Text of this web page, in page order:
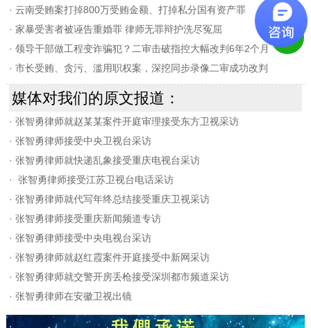
· 云南受贿案打掉800万受贿金额、打掉私分国有资产罪
· 家暴受害者被诬告重婚罪 律师无罪辩护洗尽冤屈
· 领导干部做工程变诈骗犯？二审击破指控大幅改判6年2个月
· 市长受贿、贪污、滥用职权案，深挖同步录像二审成功改判
媒体对我们的原文报道：
· 张智勇律师就赵某某案件开庭审理接受东方卫视采访
· 张智勇律师接受中央卫视台采访
· 张智勇律师就快递乱象接受重庆电视台采访
·
张智勇律师接受江苏卫视台电话采访
· 张智勇律师就代写年终总结接受重庆卫视采访
· 张智勇律师接受重庆新闻频道专访
· 张智勇律师接受中央电视台采访
· 张智勇律师就赵红霞案件开庭接受中新网采访
· 张智勇律师就交警开房丢枪接受深圳都市频道采访
· 张智勇律师在安徽卫视出镜